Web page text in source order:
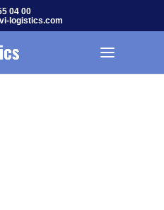
04 00
logistics.com